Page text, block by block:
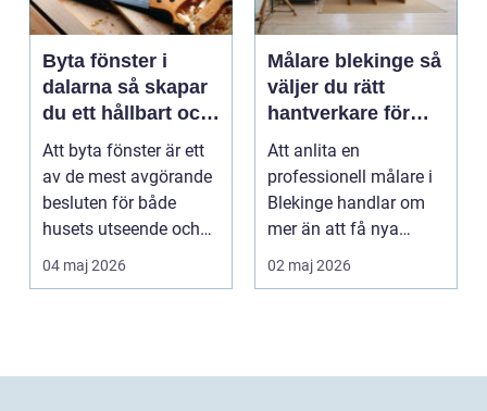
Byta fönster i
dalarna så skapar
du ett hållbart och
vackert hus
Att byta fönster är ett
av de mest avgörande
besluten för både
husets utseende och
energiförbrukning...
04 maj 2026
Målare blekinge så
väljer du rätt
hantverkare för
hem och företag
Att anlita en
professionell målare i
Blekinge handlar om
mer än att få nya
färger på väggarna.
02 maj 2026